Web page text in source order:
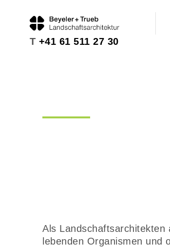
T +41 61 511 27 30
Als Landschaftsarchitekten
lebenden Organismen und